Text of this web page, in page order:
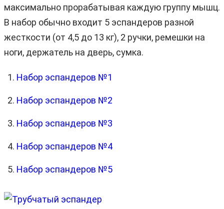
максимально прорабатывая каждую группу мышц.
В набор обычно входит 5 эспандеров разной
жесткости (от 4,5 до 13 кг), 2 ручки, ремешки на
ноги, держатель на дверь, сумка.
Набор эспандеров №1
Набор эспандеров №2
Набор эспандеров №3
Набор эспандеров №4
Набор эспандеров №5